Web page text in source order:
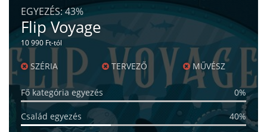
EGYEZÉS:43%
Flip Voyage
10 990 Ft-tól
SZÉRIA TERVEZŐ MŰVÉSZ
Fő kategória egyezés 0%
Család egyezés 40%